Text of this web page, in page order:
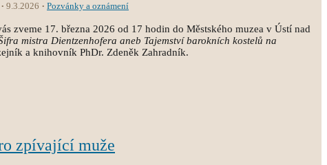
9.3.2026 Pozvánky a oznámení
zveme 17. března 2026 od 17 hodin do Městského muzea v Ústí nad
mistra Dientzenhofera aneb Tajemství barokních kostelů na
a knihovník PhDr. Zdeněk Zahradník.
zpívající muže